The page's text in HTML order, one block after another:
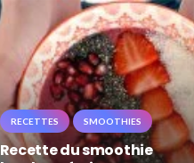
RECETTES SMOOTHIES
Recette du smoothie